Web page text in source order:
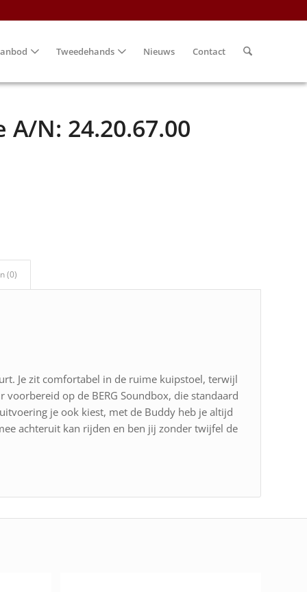
Tweedehands Nieuws Contact
N: 24.20.67.00
(0)
Je zit comfortabel in de ruime kuipstoel, terwijl
op de BERG Soundbox, die standaard
je ook kiest, met de Buddy heb je altijd
achteruit kan rijden en ben jij zonder twijfel de